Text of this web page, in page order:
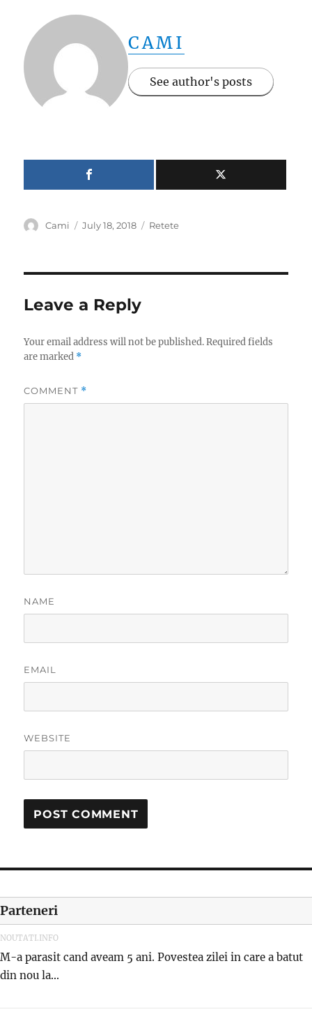
CAMI
See author's posts
Author
Cami
Posted
July 18, 2018 Categories
Retete
Leave a Reply
Your email address will not be published. Required fields
are marked *
COMMENT *
NAME
EMAIL
WEBSITE
Parteneri
NOUTATI.INFO
M-a parasit cand aveam 5 ani. Povestea zilei in care a batut
din nou la...